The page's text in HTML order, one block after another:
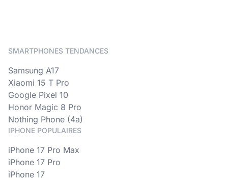
SMARTPHONES TENDANCES
Samsung A17
Xiaomi 15 T Pro
Google Pixel 10
Honor Magic 8 Pro
Nothing Phone (4a)
IPHONE POPULAIRES
iPhone 17 Pro Max
iPhone 17 Pro
iPhone 17